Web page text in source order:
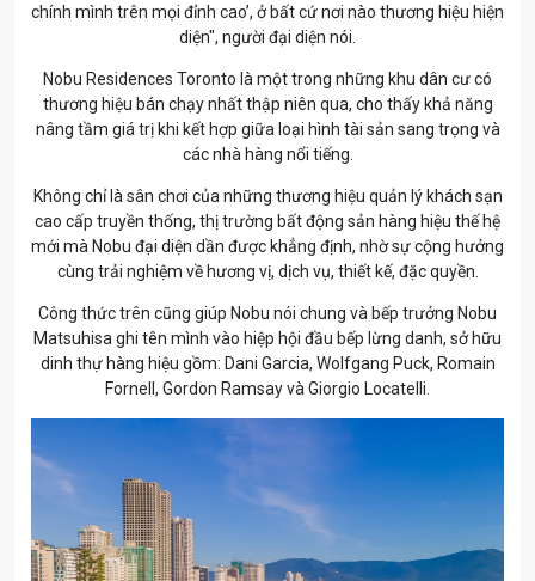
chính mình trên mọi đỉnh cao’, ở bất cứ nơi nào thương hiệu hiện
diện", người đại diện nói.
Nobu Residences Toronto là một trong những khu dân cư có
thương hiệu bán chạy nhất thập niên qua, cho thấy khả năng
nâng tầm giá trị khi kết hợp giữa loại hình tài sản sang trọng và
các nhà hàng nổi tiếng.
Không chỉ là sân chơi của những thương hiệu quản lý khách sạn
cao cấp truyền thống, thị trường bất động sản hàng hiệu thế hệ
mới mà Nobu đại diện dần được khẳng định, nhờ sự cộng hưởng
cùng trải nghiệm về hương vị, dịch vụ, thiết kế, đặc quyền.
Công thức trên cũng giúp Nobu nói chung và bếp trưởng Nobu
Matsuhisa ghi tên mình vào hiệp hội đầu bếp lừng danh, sở hữu
dinh thự hàng hiệu gồm: Dani Garcia, Wolfgang Puck, Romain
Fornell, Gordon Ramsay và Giorgio Locatelli.